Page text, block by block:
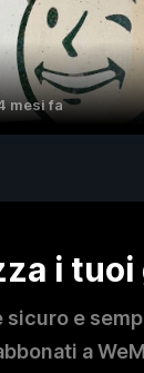
mesi fa
i
sicuro e
a